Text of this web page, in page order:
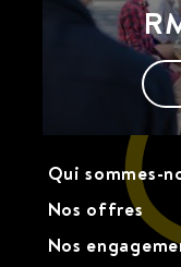
Qui sommes-
Nos offres
Nos